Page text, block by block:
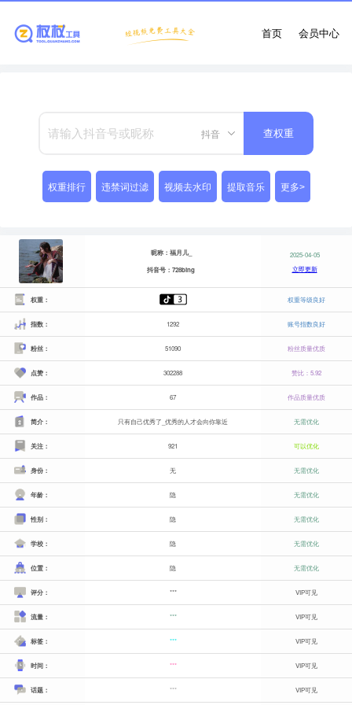
会员中心
首页
抖音 查权重
权重排行 违禁词过滤 视频去水印 提取音乐 更多>
昵称：福月儿_
抖音号：728bing
2025-04-05
立即更新
权重： 权重等级良好
指数： 1292 账号指数良好
粉丝： 51090 粉丝质量优质
点赞： 302288 赞比：5.92
作品： 67 作品质量优质
简介： 只有自己优秀了_优秀的人才会向你靠近 无需优化
关注： 921 可以优化
身份： 无 无需优化
年龄： 隐 无需优化
性别： 隐 无需优化
学校： 隐 无需优化
位置： 隐 无需优化
评分： *** VIP可见
流量： *** VIP可见
标签： *** VIP可见
时间： *** VIP可见
话题： *** VIP可见